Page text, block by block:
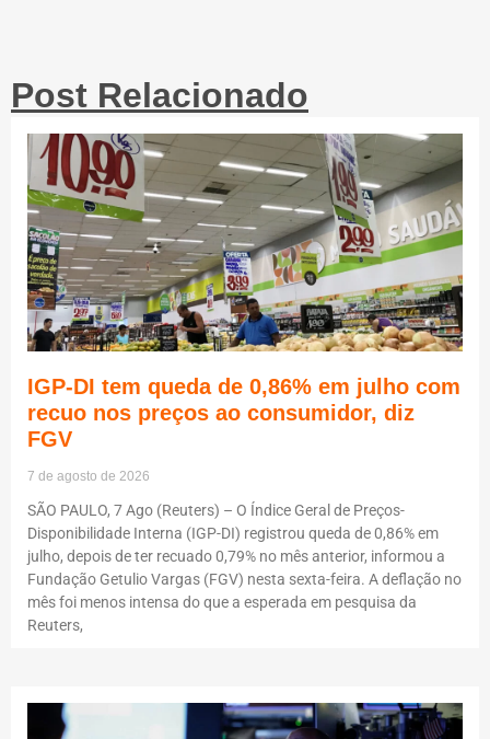
Post Relacionado
IGP-DI tem queda de 0,86% em julho com
recuo nos preços ao consumidor, diz
FGV
7 de agosto de 2026
SÃO PAULO, 7 Ago (Reuters) – O Índice Geral de Preços-
Disponibilidade Interna (IGP-DI) registrou queda de 0,86% em
julho, depois de ter recuado 0,79% no mês anterior, informou a
Fundação Getulio Vargas (FGV) nesta sexta-feira. A deflação no
mês foi menos intensa do que a esperada em pesquisa da
Reuters,